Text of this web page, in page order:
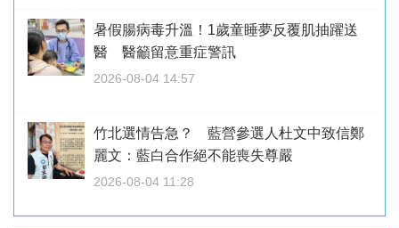
暑假腸病毒升溫！1歲童睡夢反覆肌抽躍送
醫 醫籲留意重症警訊
2026-08-04 14:57
竹北選情告急？ 藍營參選人杜文中致信鄭
麗文：藍白合作絕不能喪失尊嚴
2026-08-04 11:28